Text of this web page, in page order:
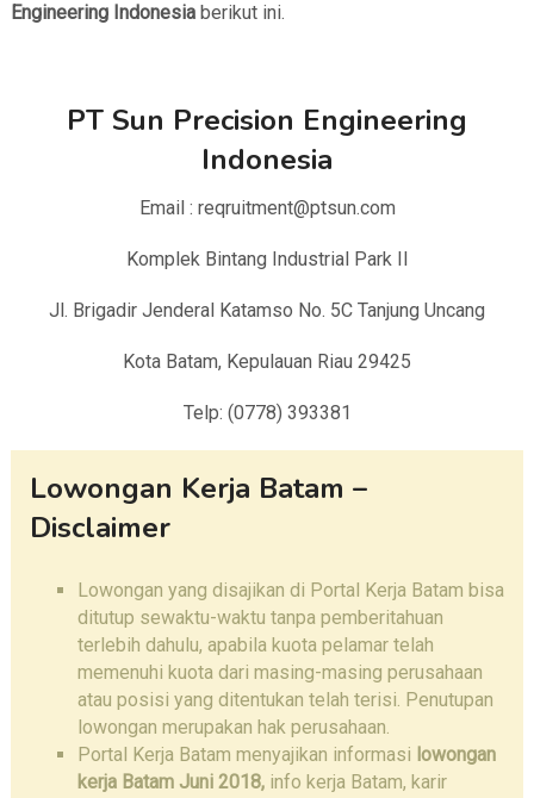
Engineering Indonesia berikut ini.
PT Sun Precision Engineering
Indonesia
Email : reqruitment@ptsun.com
Komplek Bintang Industrial Park II
Jl. Brigadir Jenderal Katamso No. 5C Tanjung Uncang
Kota Batam, Kepulauan Riau 29425
Telp: (0778) 393381
Lowongan Kerja Batam –
Disclaimer
Lowongan yang disajikan di Portal Kerja Batam bisa
ditutup sewaktu-waktu tanpa pemberitahuan
terlebih dahulu, apabila kuota pelamar telah
memenuhi kuota dari masing-masing perusahaan
atau posisi yang ditentukan telah terisi. Penutupan
lowongan merupakan hak perusahaan.
Portal Kerja Batam menyajikan informasi lowongan
kerja Batam Juni 2018,info kerja Batam, karir